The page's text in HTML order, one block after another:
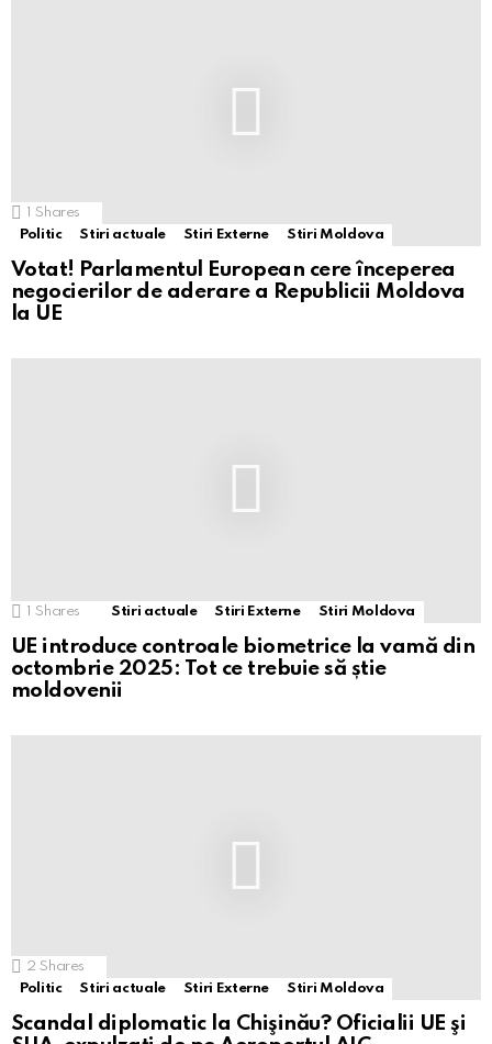
1 Shares
Politic
Stiri actuale Stiri Externe Stiri Moldova
Votat! Parlamentul European cere începerea
negocierilor de aderare a Republicii Moldova
la UE
1 Shares Stiri actuale Stiri Externe Stiri Moldova
UE introduce controale biometrice la vamă din
octombrie 2025: Tot ce trebuie să știe
moldovenii
2 Shares
Politic
Stiri actuale Stiri Externe Stiri Moldova
Scandal diplomatic la Chişinău? Oficialii UE şi